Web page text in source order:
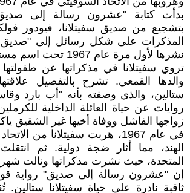
بتشجيع من صديق سفيتلانا، فيودور
المذكرات على شكل رسائل إلى
نشرها لأول مرة عام 1967 تحت اسم مستعار.
تروي سفيتلانا في مذكراتها عن
والدها القمعي. تشرح بالتفصيل
ستالين، والذي وصفته بأنه "أب بارد
روايات عن حياة العائلة الداخلية
زواجها الفاشل ووفاة أخيها غير الشقيق
في عام 1967، هربت سفيتلانا من
الهند، مما أثار ضجة دولية. ثم
المتحدة، حيث نشرت مذكراتها ونالت
إن "عشرون رسالة إلى صديق" رواية
ثاقبة نادرة على حياة سفيتلانا ستالين.